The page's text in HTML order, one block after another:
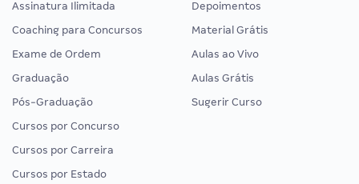
Assinatura Ilimitada
Coaching para Concursos
Exame de Ordem
Graduação
Pós-Graduação
Cursos por Concurso
Cursos por Carreira
Cursos por Estado
Depoimentos
Material Grátis
Aulas ao Vivo
Aulas Grátis
Sugerir Curso